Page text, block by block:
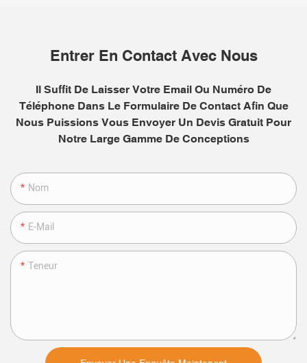
Entrer En Contact Avec Nous
Il Suffit De Laisser Votre Email Ou Numéro De
Téléphone Dans Le Formulaire De Contact Afin Que
Nous Puissions Vous Envoyer Un Devis Gratuit Pour
Notre Large Gamme De Conceptions
Nom
E-Mail
Teneur